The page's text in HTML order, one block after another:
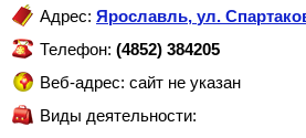
Адрес: Ярославль, ул.
Телефон: (4852) 384205
Веб-адрес: сайт не указан
Виды деятельности: